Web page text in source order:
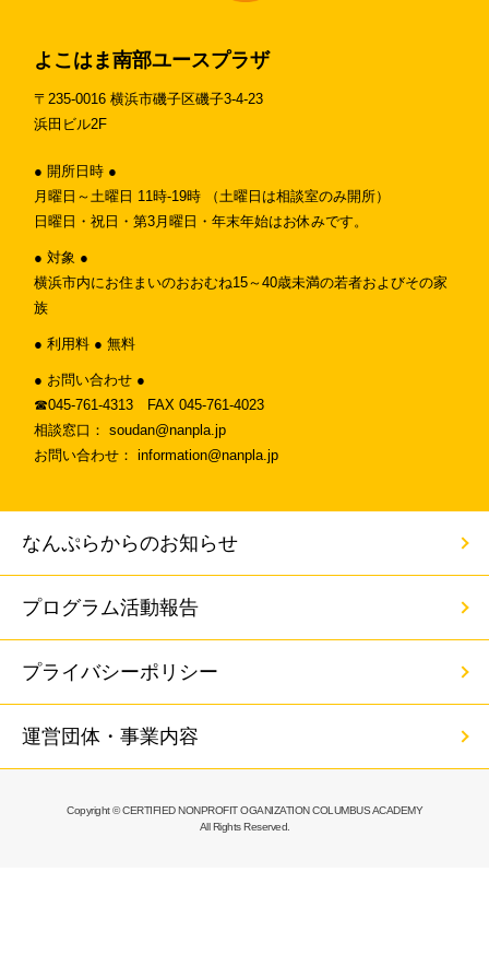
よこはま南部ユースプラザ
〒235-0016 横浜市磯子区磯子3-4-23
浜田ビル2F
● 開所日時 ●
月曜日～土曜日 11時-19時 （土曜日は相談室のみ開所）
日曜日・祝日・第3月曜日・年末年始はお休みです。
● 対象 ●
横浜市内にお住まいのおおむね15～40歳未満の若者およびその家
族
● 利用料 ● 無料
● お問い合わせ ●
☎︎045-761-4313 FAX 045-761-4023
相談窓口： soudan@nanpla.jp
お問い合わせ： information@nanpla.jp
なんぷらからのお知らせ
プログラム活動報告
プライバシーポリシー
運営団体・事業内容
Copyright © CERTIFIED NONPROFIT OGANIZATION COLUMBUS ACADEMY
All Rights Reserved.